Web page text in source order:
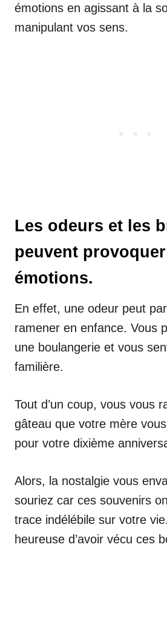
émotions en agissant à la
manipulant vos sens.
Les odeurs et les
peuvent
émotions.
En effet, une odeur peut
ramener en enfance. Vous
une boulangerie et vous
familière.
Tout d’un coup, vous vous
gâteau que votre mère
pour votre dixième
Alors, la nostalgie vous
souriez car ces souvenirs
trace indélébile sur votre
heureuse d’avoir vécu ces